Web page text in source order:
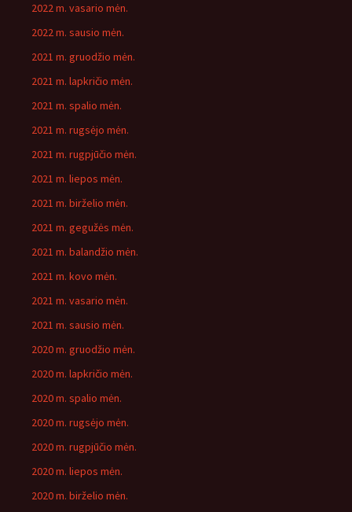
2022 m. vasario mėn.
2022 m. sausio mėn.
2021 m. gruodžio mėn.
2021 m. lapkričio mėn.
2021 m. spalio mėn.
2021 m. rugsėjo mėn.
2021 m. rugpjūčio mėn.
2021 m. liepos mėn.
2021 m. birželio mėn.
2021 m. gegužės mėn.
2021 m. balandžio mėn.
2021 m. kovo mėn.
2021 m. vasario mėn.
2021 m. sausio mėn.
2020 m. gruodžio mėn.
2020 m. lapkričio mėn.
2020 m. spalio mėn.
2020 m. rugsėjo mėn.
2020 m. rugpjūčio mėn.
2020 m. liepos mėn.
2020 m. birželio mėn.